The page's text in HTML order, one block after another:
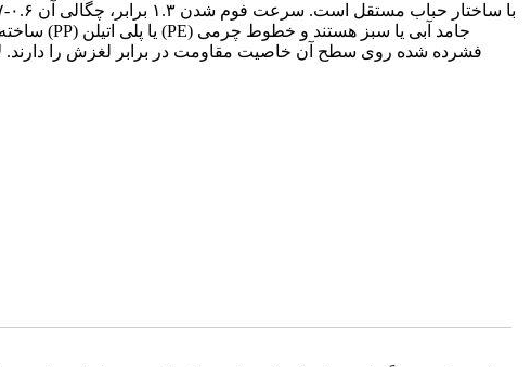
فشرده شده روی سطح آن خاصیت مقاومت در برابر لغزش را دارند.